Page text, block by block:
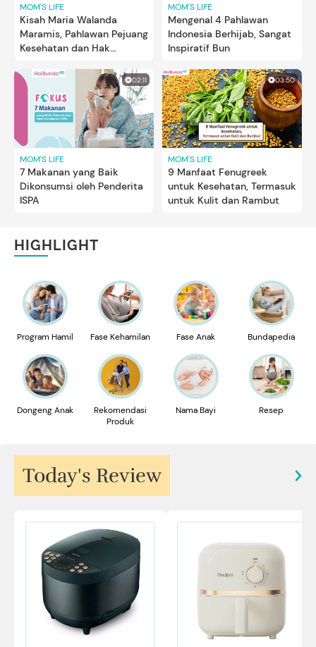
MOM'S LIFE
Kisah Maria Walanda
Maramis, Pahlawan Pejuang
Kesehatan dan Hak
MOM'S LIFE
Mengenal 4 Pahlawan
Indonesia Berhijab, Sangat
Inspiratif Bun
02:11
MOM'S LIFE
7 Makanan yang Baik
Dikonsumsi oleh Penderita
ISPA
03:50
MOM'S LIFE
9 Manfaat Fenugreek
untuk Kesehatan, Termasuk
untuk Kulit dan Rambut
HIGHLIGHT
Program Hamil Fase Kehamilan Fase Anak Bundapedia
Dongeng Anak
Rekomendasi
Produk
Nama Bayi Resep
Today's Review